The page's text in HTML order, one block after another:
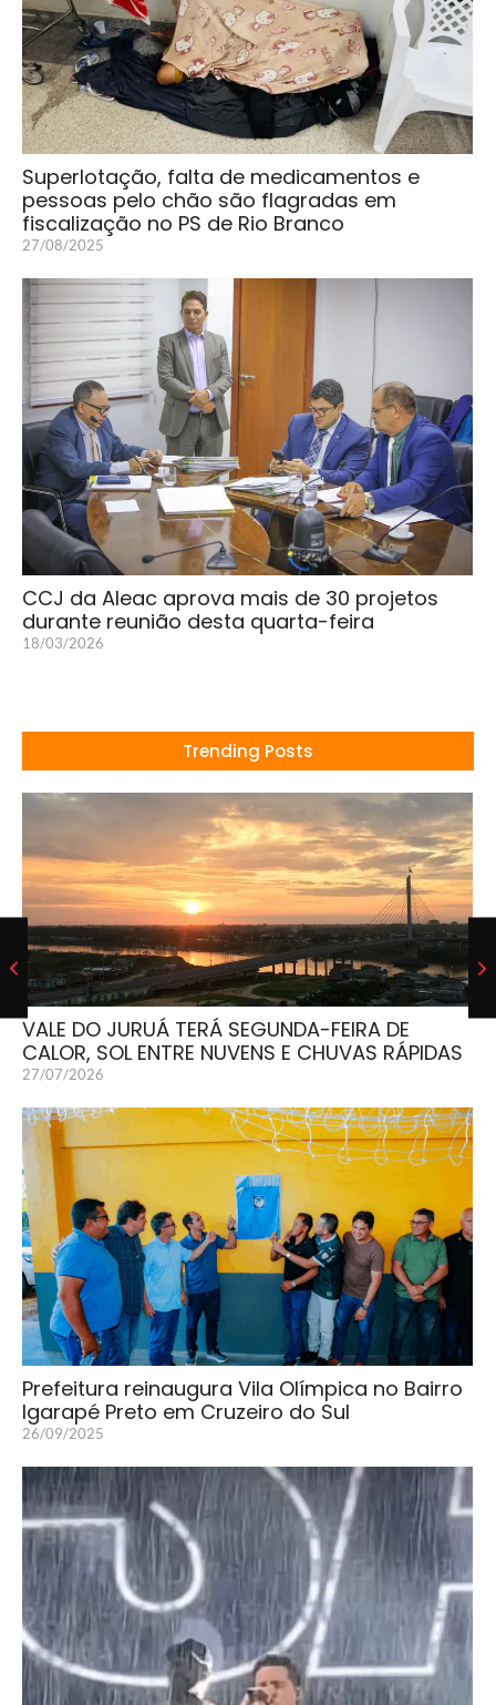
Superlotação, falta de medicamentos e
pessoas pelo chão são flagradas em
fiscalização no PS de Rio Branco
27/08/2025
CCJ da Aleac aprova mais de 30 projetos
durante reunião desta quarta-feira
18/03/2026
Trending Posts
VALE DO JURUÁ TERÁ SEGUNDA-FEIRA DE
CALOR, SOL ENTRE NUVENS E CHUVAS RÁPIDAS
27/07/2026
Prefeitura reinaugura Vila Olímpica no Bairro
Igarapé Preto em Cruzeiro do Sul
26/09/2025